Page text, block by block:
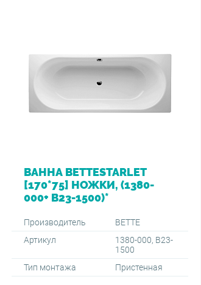
ВАННА BETTESTARLET
[170*75] НОЖКИ, (1380-
000+ B23-1500)*
Производитель
BETTE
Артикул
1380-000, B23-
1500
Тип монтажа
Пристенная